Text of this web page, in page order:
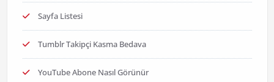
Sayfa Listesi
Tumblr Takipçi Kasma Bedava
YouTube Abone Nasıl Görünür